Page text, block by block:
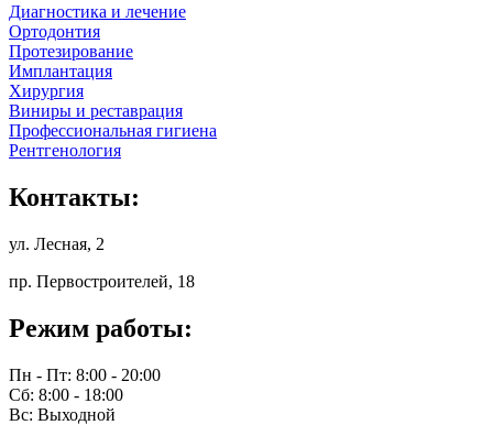
Диагностика и лечение
Ортодонтия
Протезирование
Имплантация
Хирургия
Виниры и реставрация
Профессиональная гигиена
Рентгенология
Контакты:
ул. Лесная, 2
пр. Первостроителей, 18
Режим работы:
Пн - Пт: 8:00 - 20:00
Сб: 8:00 - 18:00
Вс: Выходной